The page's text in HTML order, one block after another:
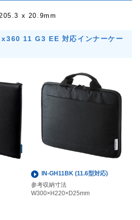
x 20.9mm
11 G3 EE 対応インナーケー
IN-GH11BK (11.6型対応)
参考収納寸法
W300×H220×D25mm